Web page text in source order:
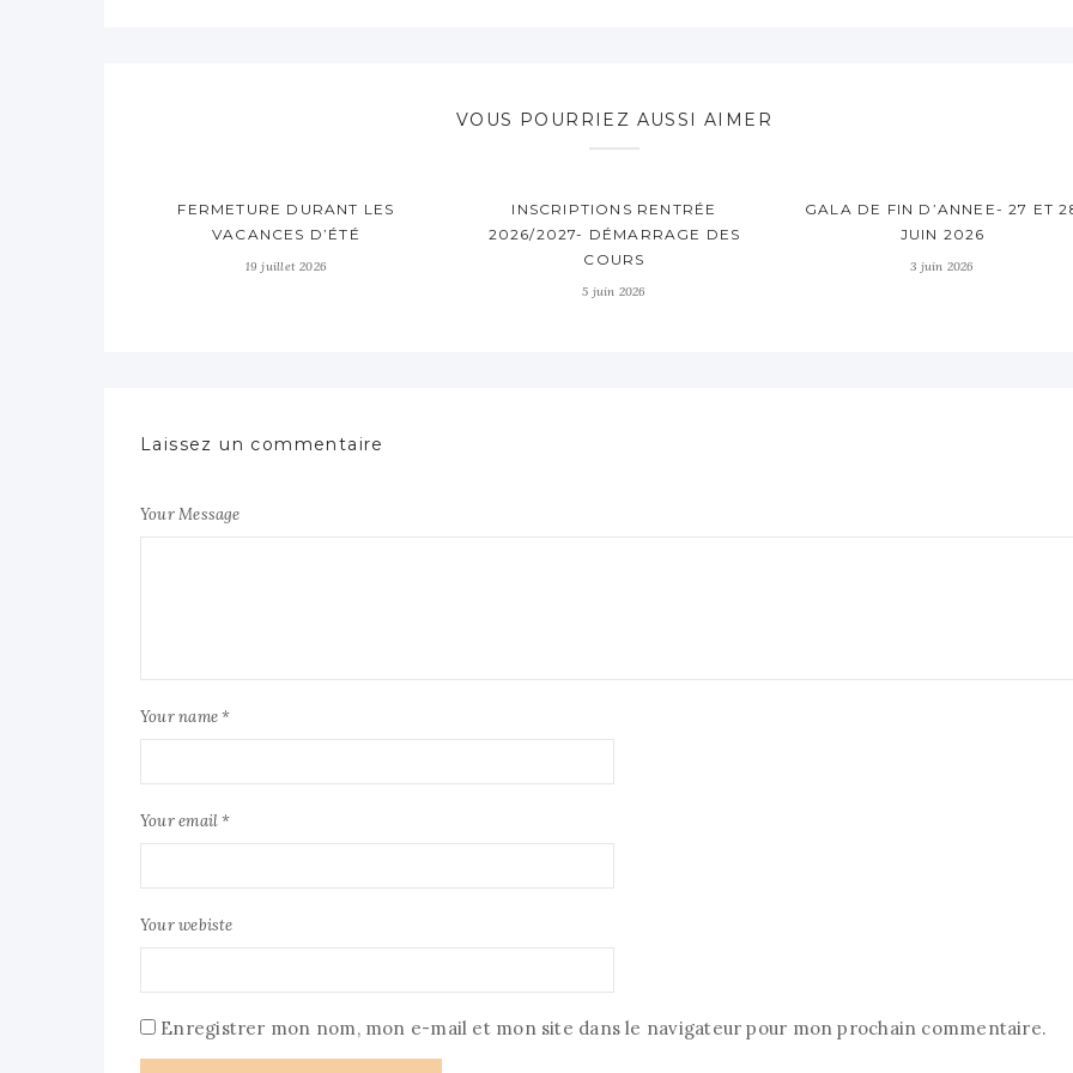
VOUS POURRIEZ AUSSI AIMER
FERMETURE DURANT LES
VACANCES D’ÉTÉ
19 juillet 2026
INSCRIPTIONS RENTRÉE
2026/2027- DÉMARRAGE DES
COURS
5 juin 2026
GALA DE FIN D’ANNEE- 27 ET
JUIN 2026
3 juin 2026
Laissez un commentaire
Your Message
Your name *
Your email *
Your webiste
Enregistrer mon nom, mon e-mail et mon site dans le navigateur pour mon prochain commentaire.